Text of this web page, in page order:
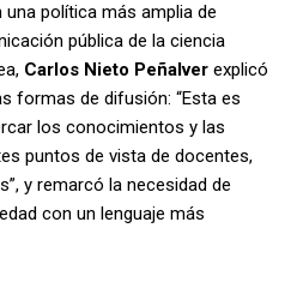
política más amplia de
pública de la ciencia
Carlos Nieto Peñalver explicó
formas de difusión: “Esta es
los conocimientos y las
puntos de vista de docentes,
y remarcó la necesidad de
con un lenguaje más